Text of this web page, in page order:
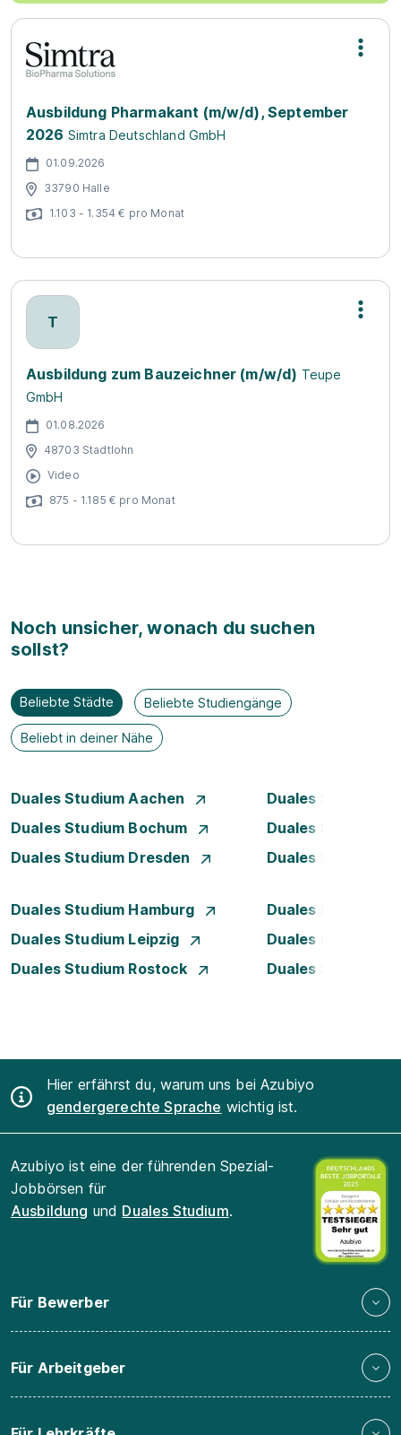
Ausbildung Pharmakant (m/w/d), September
2026 Simtra Deutschland GmbH
01.09.2026
33790 Halle
1.103 - 1.354 € pro Monat
T
Ausbildung zum Bauzeichner (m/w/d) Teupe
GmbH
01.08.2026
48703 Stadtlohn
Video
875 - 1.185 € pro Monat
Noch unsicher, wonach du suchen
sollst?
Beliebte Städte Beliebte Studiengänge
Beliebt in deiner Nähe
Duales Studium Aachen
Duales Studium
Duales Studium Bochum
Duales Studium
Duales Studium Dresden
Duales Studium
Duales Studium Hamburg
Duales Studium
Duales Studium Leipzig
Duales Studium
Duales Studium Rostock
Duales Studium
Hier erfährst du, warum uns bei Azubiyo
gendergerechte Sprache wichtig ist.
Azubiyo ist eine der führenden Spezial-
Jobbörsen für
Ausbildung und Duales Studium.
Für Bewerber
Für Arbeitgeber